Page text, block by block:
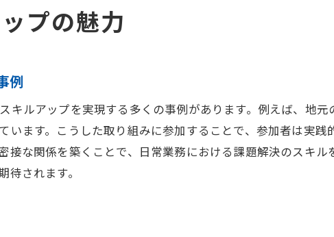
スキルアップの相乗効果
プによる地域経済の好循環
資するスキルアップの実践法
プの魅力
例
ルアップを実現する多くの事例があります。例えば、地元
ます。こうした取り組みに参加することで、参加者は実践
な関係を築くことで、日常業務における課題解決のスキル
されます。